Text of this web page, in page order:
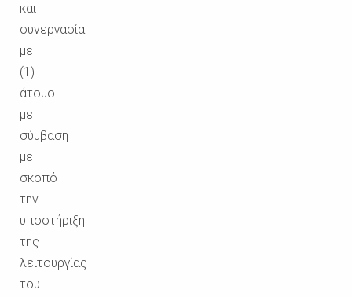
και
συνεργασία
με
(1)
άτομο
με
σύμβαση
με
σκοπό
την
υποστήριξη
της
λειτουργίας
του